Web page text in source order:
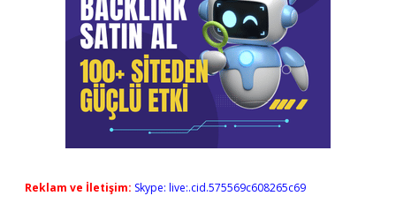
Reklam ve İletişim: Skype: live:.cid.575569c608265c69